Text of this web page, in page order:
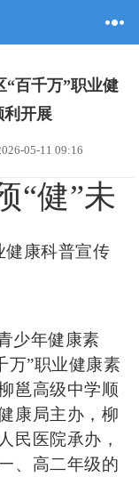
百千万”职业健
利开展
05-11 09:16
“健”未
健康科普宣传
少年健康素
万”职业健康素
邕高级中学顺
康局主办，柳
民医院承办，
、高二年级的